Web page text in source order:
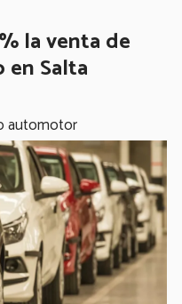
la venta de
Salta
automotor